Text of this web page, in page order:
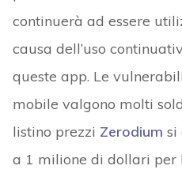
continuerà ad essere
causa dell’uso
queste app. Le
mobile valgono molti
listino prezzi Zerodium si
a 1 milione di dollari